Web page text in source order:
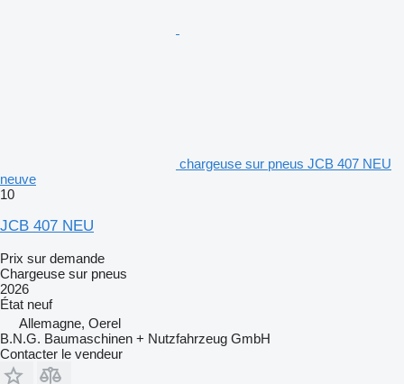
chargeuse sur pneus JCB 407 NEU
neuve
10
JCB 407 NEU
Prix sur demande
Chargeuse sur pneus
2026
État neuf
Allemagne, Oerel
B.N.G. Baumaschinen + Nutzfahrzeug GmbH
Contacter le vendeur